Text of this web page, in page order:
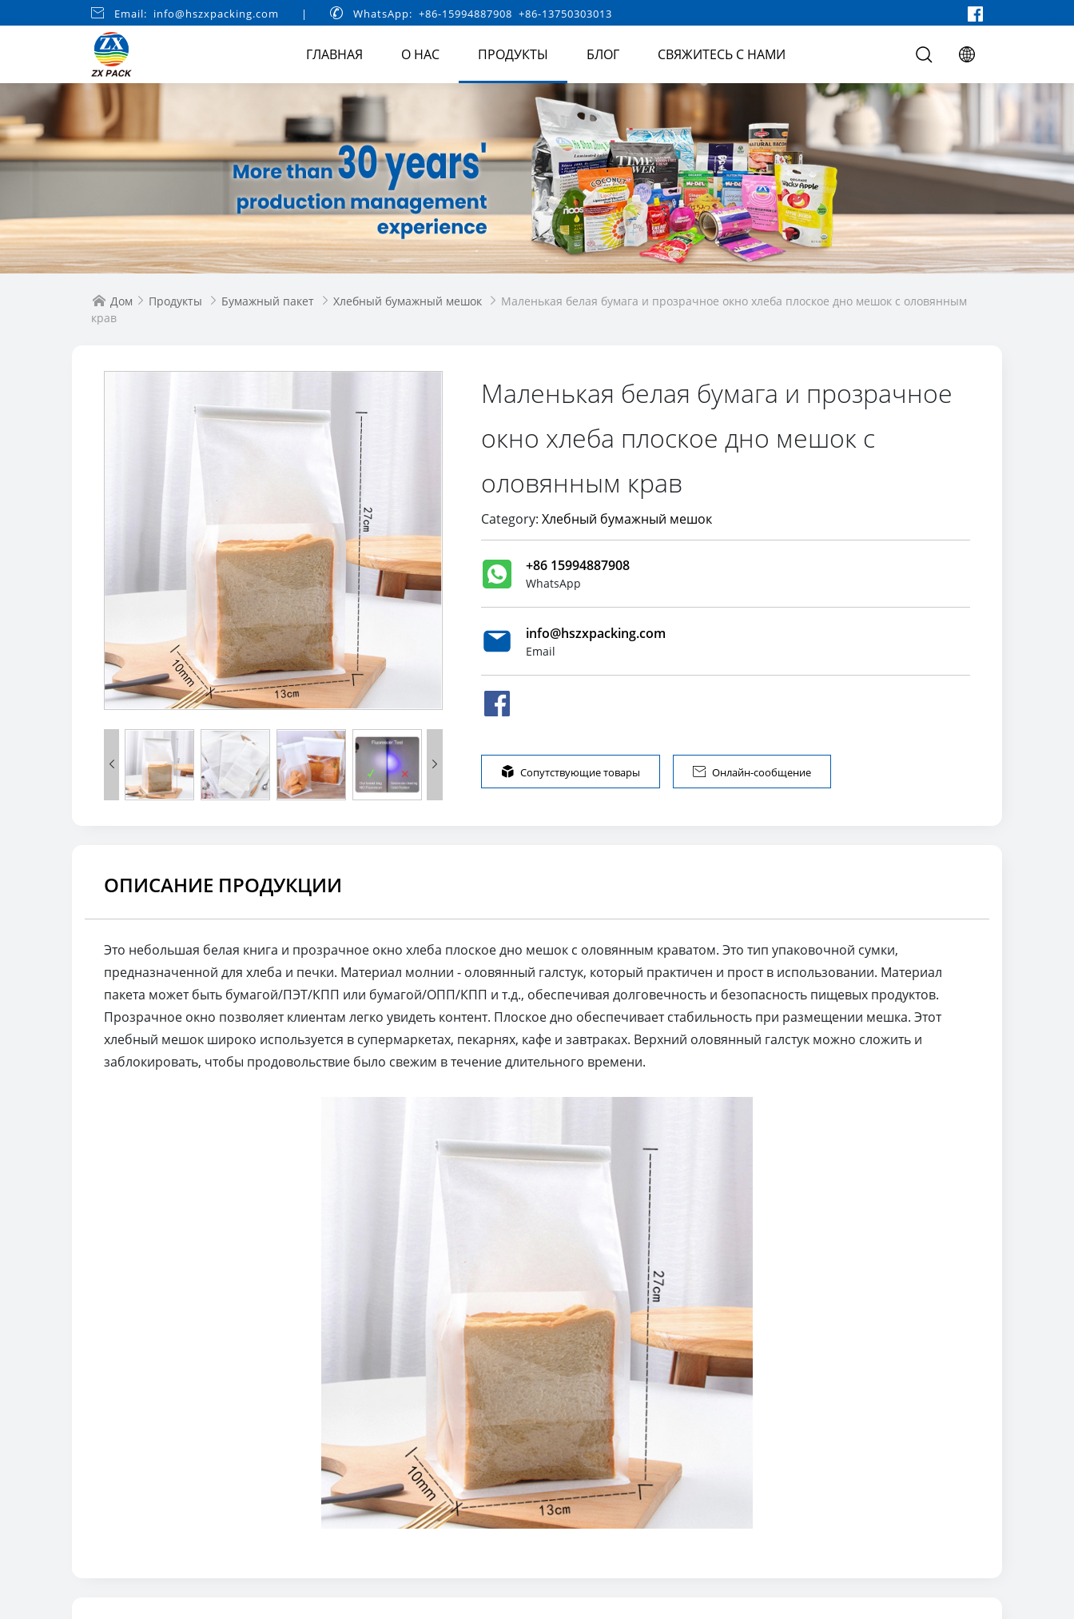
 Email: info@hszxpacking.com |  WhatsApp: +86-15994887908 +86-13750303013
ГЛАВНАЯ О НАС ПРОДУКТЫ БЛОГ СВЯЖИТЕСЬ С НАМИ
 Дом  Продукты  Бумажный пакет  Хлебный бумажный мешок  Маленькая белая бумага и прозрачное окно хлеба плоское дно мешок с оловянным
крав
 
Маленькая белая бумага и прозрачное
окно хлеба плоское дно мешок с
оловянным крав
Category: Хлебный бумажный мешок
+86 15994887908
WhatsApp
info@hszxpacking.com
Email
 Сопутствующие товары  Онлайн-сообщение
ОПИСАНИЕ ПРОДУКЦИИ
Это небольшая белая книга и прозрачное окно хлеба плоское дно мешок с оловянным краватом. Это тип упаковочной сумки,
предназначенной для хлеба и печки. Материал молнии - оловянный галстук, который практичен и прост в использовании. Материал
пакета может быть бумагой/ПЭТ/КПП или бумагой/ОПП/КПП и т.д., обеспечивая долговечность и безопасность пищевых продуктов.
Прозрачное окно позволяет клиентам легко увидеть контент. Плоское дно обеспечивает стабильность при размещении мешка. Этот
хлебный мешок широко используется в супермаркетах, пекарнях, кафе и завтраках. Верхний оловянный галстук можно сложить и
заблокировать, чтобы продовольствие было свежим в течение длительного времени.